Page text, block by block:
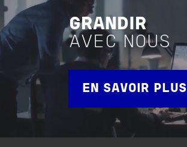
GRANDIR
AVEC NOUS
EN SAVOIR PLUS